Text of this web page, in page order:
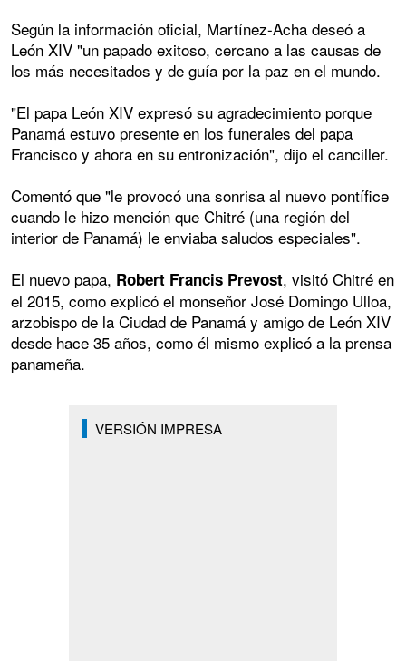
Según la información oficial, Martínez-Acha deseó a
León XIV "un papado exitoso, cercano a las causas de
los más necesitados y de guía por la paz en el mundo.
"El papa León XIV expresó su agradecimiento porque
Panamá estuvo presente en los funerales del papa
Francisco y ahora en su entronización", dijo el canciller.
Comentó que "le provocó una sonrisa al nuevo pontífice
cuando le hizo mención que Chitré (una región del
interior de Panamá) le enviaba saludos especiales".
El nuevo papa, Robert Francis Prevost, visitó Chitré en
el 2015, como explicó el monseñor José Domingo Ulloa,
arzobispo de la Ciudad de Panamá y amigo de León XIV
desde hace 35 años, como él mismo explicó a la prensa
panameña.
VERSIÓN IMPRESA